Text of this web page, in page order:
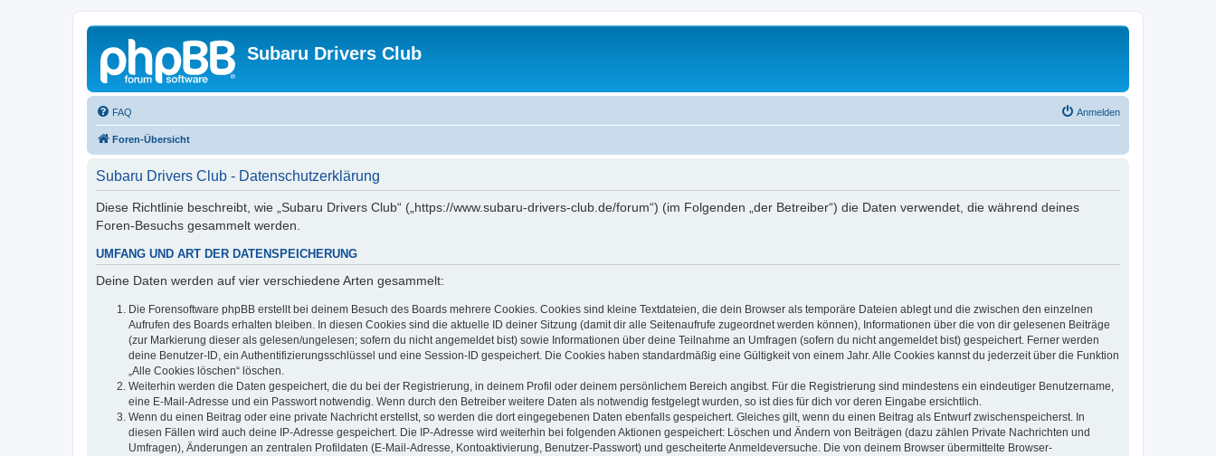
Subaru Drivers Club
FAQ Anmelden
Foren-Übersicht
Subaru Drivers Club - Datenschutzerklärung
Diese Richtlinie beschreibt, wie „Subaru Drivers Club“ („https://www.subaru-drivers-club.de/forum“) (im Folgenden „der Betreiber“) die Daten verwendet, die während deines
Foren-Besuchs gesammelt werden.
UMFANG UND ART DER DATENSPEICHERUNG
Deine Daten werden auf vier verschiedene Arten gesammelt:
Die Forensoftware phpBB erstellt bei deinem Besuch des Boards mehrere Cookies. Cookies sind kleine Textdateien, die dein Browser als temporäre Dateien ablegt und die zwischen den einzelnen
Aufrufen des Boards erhalten bleiben. In diesen Cookies sind die aktuelle ID deiner Sitzung (damit dir alle Seitenaufrufe zugeordnet werden können), Informationen über die von dir gelesenen Beiträge
(zur Markierung dieser als gelesen/ungelesen; sofern du nicht angemeldet bist) sowie Informationen über deine Teilnahme an Umfragen (sofern du nicht angemeldet bist) gespeichert. Ferner werden
deine Benutzer-ID, ein Authentifizierungsschlüssel und eine Session-ID gespeichert. Die Cookies haben standardmäßig eine Gültigkeit von einem Jahr. Alle Cookies kannst du jederzeit über die Funktion
„Alle Cookies löschen“ löschen.
Weiterhin werden die Daten gespeichert, die du bei der Registrierung, in deinem Profil oder deinem persönlichem Bereich angibst. Für die Registrierung sind mindestens ein eindeutiger Benutzername,
eine E-Mail-Adresse und ein Passwort notwendig. Wenn durch den Betreiber weitere Daten als notwendig festgelegt wurden, so ist dies für dich vor deren Eingabe ersichtlich.
Wenn du einen Beitrag oder eine private Nachricht erstellst, so werden die dort eingegebenen Daten ebenfalls gespeichert. Gleiches gilt, wenn du einen Beitrag als Entwurf zwischenspeicherst. In
diesen Fällen wird auch deine IP-Adresse gespeichert. Die IP-Adresse wird weiterhin bei folgenden Aktionen gespeichert: Löschen und Ändern von Beiträgen (dazu zählen Private Nachrichten und
Umfragen), Änderungen an zentralen Profildaten (E-Mail-Adresse, Kontoaktivierung, Benutzer-Passwort) und gescheiterte Anmeldeversuche. Die von deinem Browser übermittelte Browser-